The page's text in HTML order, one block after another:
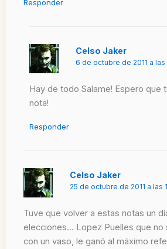
Responder
Celso Jaker
6 de octubre de 2011 a las
Hay de todo Salame! Espero que
nota!
Responder
Celso Jaker
25 de octubre de 2011 a las
Tuve que volver a estas notas un
elecciones… Lopez Puelles que no
con un vaso, le ganó al máximo